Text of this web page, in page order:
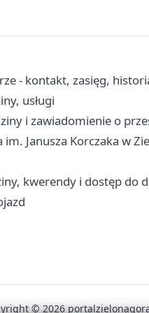
- kontakt, zasięg,
usługi
i zawiadomienie o
Janusza Korczaka w
kwerendy i dostęp do
© 2026